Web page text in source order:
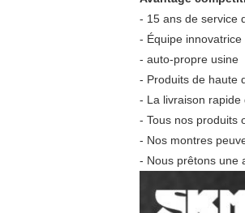
- 15 ans de service
- Équipe innovatrice
- auto-propre usine
- Produits de haute
- La livraison rapide
- Tous nos produits
- Nos montres
- Nous prêtons une